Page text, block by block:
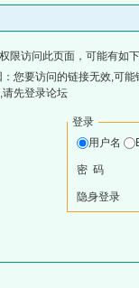
限访问此页面，可能有如
您要访问的链接无效,可
先登录论坛
登录
用户名
密 码
隐身登录